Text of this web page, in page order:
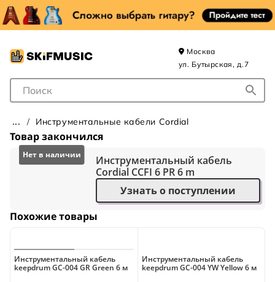
Поле для Поиска
Москва
ул. Бутырская, д.7
Инструментальные кабели Cordial
Товар закончился
Инструментальный кабель
Cordial CCFI 6 PR 6 m
Узнать о поступлении
Похожие товары
Инструментальный кабель
keepdrum GC-004 GR Green 6 м
Инструментальный кабель
keepdrum GC-004 YW Yellow 6 м